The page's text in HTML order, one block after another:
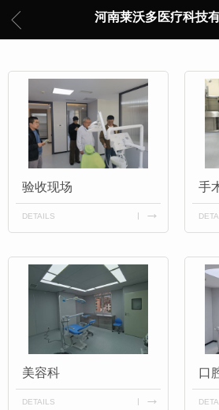
河南莱沃多医疗科技
验收现场
DETAILS
手
美容科
DETAILS
口